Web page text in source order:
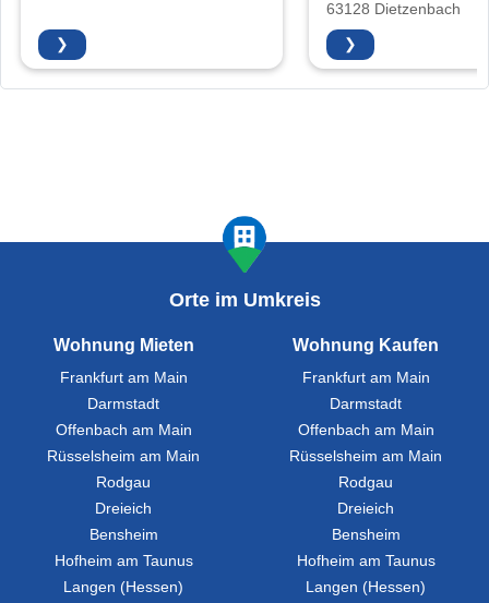
❯
63128 Dietzenbach
❯
Orte im Umkreis
Wohnung Mieten
Frankfurt am Main
Darmstadt
Offenbach am Main
Rüsselsheim am Main
Rodgau
Dreieich
Bensheim
Hofheim am Taunus
Langen (Hessen)
Wohnung Kaufen
Frankfurt am Main
Darmstadt
Offenbach am Main
Rüsselsheim am Main
Rodgau
Dreieich
Bensheim
Hofheim am Taunus
Langen (Hessen)